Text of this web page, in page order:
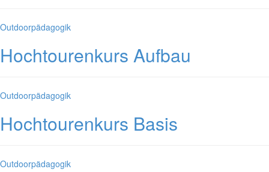
Kategorien
Outdoorpädagogik
Hochtourenkurs Aufbau
Kategorien
Outdoorpädagogik
Hochtourenkurs Basis
Kategorien
Outdoorpädagogik